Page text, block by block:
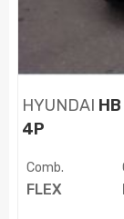
HYUNDAI
4P
Comb.
FLEX